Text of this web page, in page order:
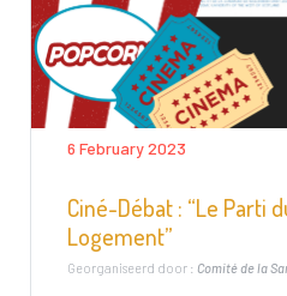
6 February 2023
Ciné-Débat : “Le Parti
Logement”
Georganiseerd door : Comité de la